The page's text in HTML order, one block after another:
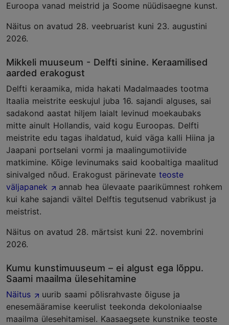
Euroopa vanad meistrid ja Soome nüüdisaegne kunst.
Näitus on avatud 28. veebruarist kuni 23. augustini
2026.
Mikkeli muuseum - Delfti sinine. Keraamilised
aarded erakogust
Delfti keraamika, mida hakati Madalmaades tootma
Itaalia meistrite eeskujul juba 16. sajandi alguses, sai
sadakond aastat hiljem laialt levinud moekaubaks
mitte ainult Hollandis, vaid kogu Euroopas. Delfti
meistrite edu tagas ihaldatud, kuid väga kalli Hiina ja
Jaapani portselani vormi ja maalingumotiivide
matkimine. Kõige levinumaks said koobaltiga maalitud
sinivalged nõud. Erakogust pärinevate teoste
väljapanek
annab hea ülevaate paarikümnest rohkem
kui kahe sajandi vältel Delftis tegutsenud vabrikust ja
meistrist.
Näitus on avatud 28. märtsist kuni 22. novembrini
2026.
Kumu kunstimuuseum – ei algust ega lõppu.
Saami maailma ülesehitamine
Näitus
uurib saami põlisrahvaste õiguse ja
enesemääramise keerulist teekonda dekoloniaalse
maailma ülesehitamisel. Kaasaegsete kunstnike teoste